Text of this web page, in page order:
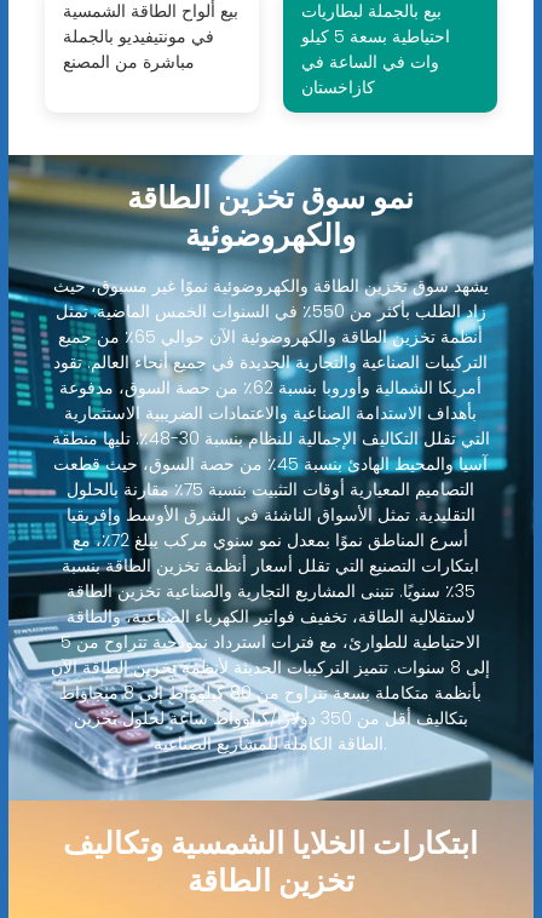
بيع ألواح الطاقة الشمسية
في مونتيفيديو بالجملة
مباشرة من المصنع
بيع بالجملة لبطاريات
احتياطية بسعة 5 كيلو
وات في الساعة في
كازاخستان
نمو سوق تخزين الطاقة
والكهروضوئية
يشهد سوق تخزين الطاقة والكهروضوئية نموًا غير مسبوق، حيث
زاد الطلب بأكثر من 550٪ في السنوات الخمس الماضية. تمثل
أنظمة تخزين الطاقة والكهروضوئية الآن حوالي 65٪ من جميع
التركيبات الصناعية والتجارية الجديدة في جميع أنحاء العالم. تقود
أمريكا الشمالية وأوروبا بنسبة 62٪ من حصة السوق، مدفوعة
بأهداف الاستدامة الصناعية والاعتمادات الضريبية الاستثمارية
التي تقلل التكاليف الإجمالية للنظام بنسبة 30-48٪. تليها منطقة
آسيا والمحيط الهادئ بنسبة 45٪ من حصة السوق، حيث قطعت
التصاميم المعيارية أوقات التثبيت بنسبة 75٪ مقارنة بالحلول
التقليدية. تمثل الأسواق الناشئة في الشرق الأوسط وإفريقيا
أسرع المناطق نموًا بمعدل نمو سنوي مركب يبلغ 72٪، مع
ابتكارات التصنيع التي تقلل أسعار أنظمة تخزين الطاقة بنسبة
35٪ سنويًا. تتبنى المشاريع التجارية والصناعية تخزين الطاقة
لاستقلالية الطاقة، تخفيف فواتير الكهرباء الصناعية، والطاقة
الاحتياطية للطوارئ، مع فترات استرداد نموذجية تتراوح من 5
إلى 8 سنوات. تتميز التركيبات الحديثة لأنظمة تخزين الطاقة الآن
بأنظمة متكاملة بسعة تتراوح من 80 كيلوواط إلى 8 ميجاواط
بتكاليف أقل من 350 دولارًا/كيلوواط ساعة لحلول تخزين
الطاقة الكاملة للمشاريع الصناعية.
ابتكارات الخلايا الشمسية وتكاليف
تخزين الطاقة